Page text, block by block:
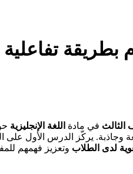
الثالث في مادة اللغة الإنجليزية
وجاذبة. يركّز الدرس الأول على
لدى الطلاب وتعزيز فهمهم